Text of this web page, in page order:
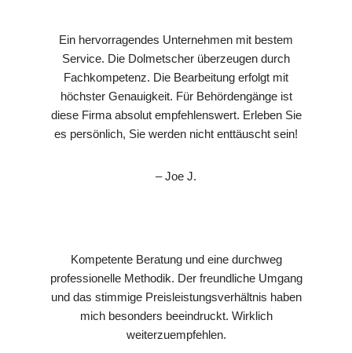
Ein hervorragendes Unternehmen mit bestem
Service. Die Dolmetscher überzeugen durch
Fachkompetenz. Die Bearbeitung erfolgt mit
höchster Genauigkeit. Für Behördengänge ist
diese Firma absolut empfehlenswert. Erleben Sie
es persönlich, Sie werden nicht enttäuscht sein!
– Joe J.
Kompetente Beratung und eine durchweg
professionelle Methodik. Der freundliche Umgang
und das stimmige Preisleistungsverhältnis haben
mich besonders beeindruckt. Wirklich
weiterzuempfehlen.